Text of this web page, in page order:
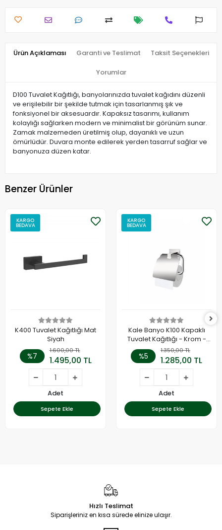
Ürün Açıklaması Garanti ve Teslimat Taksit Seçenekleri
Yorumlar
D100 Tuvalet Kağıtlığı, banyolarınızda tuvalet kağıdını düzenli
ve erişilebilir bir şekilde tutmak için tasarlanmış şık ve
fonksiyonel bir aksesuardır. Kapaksız tasarımı, kullanım
kolaylığı sağlarken modern ve minimalist bir görünüm sunar.
Zamak malzemeden üretilmiş olup, dayanıklı ve uzun
ömürlüdür. Duvara monte edilerek yerden tasarruf sağlar ve
banyonuza düzen katar.
Benzer Ürünler
KARGO
BEDAVA
K400 Tuvalet Kağıtlığı Mat
Siyah
%7
1.600,00 TL
1.495,00 TL
Adet
Sepete Ekle
KARGO
BEDAVA
Kale Banyo K100 Kapaklı
Tuvalet Kağıtlığı - Krom -
410200600286
%5
1.350,00 TL
1.285,00 TL
Adet
Sepete Ekle
Hızlı Teslimat
Siparişleriniz en kısa sürede elinize ulaşır.